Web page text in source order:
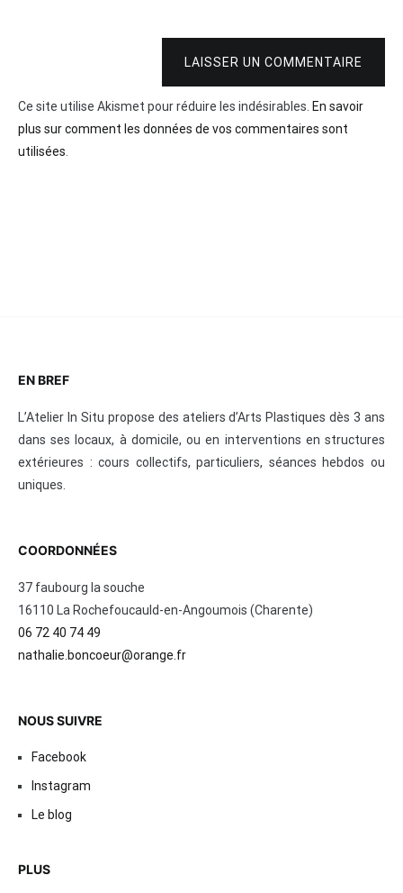
LAISSER UN COMMENTAIRE
Ce site utilise Akismet pour réduire les indésirables. En savoir
plus sur comment les données de vos commentaires sont
utilisées
EN BREF
L’Atelier In Situ propose des ateliers d’Arts Plastiques dès 3 ans
dans ses locaux, à domicile, ou en interventions en structures
extérieures : cours collectifs, particuliers, séances hebdos ou
uniques.
COORDONNÉES
37 faubourg la souche
16110 La Rochefoucauld-en-Angoumois (Charente)
06 72 40 74 49
nathalie.boncoeur@orange.fr
NOUS SUIVRE
Facebook
Instagram
Le blog
PLUS